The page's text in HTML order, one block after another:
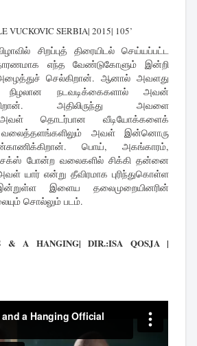
VUCKOVIC SERBIA| 2015| 105’
சிறப்புத் திரையிடல் செய்யப்பட்ட
எந்த வேண்டுகோளும் இன்றி
செல்கிறான். ஆனால் அவளது
நிழலான நடவடிக்கைகளால் அவன்
அதிலிருந்து அவளை
அவள் தொடர்பான வீடியோக்களைக்
அவள் இன்னொரு
பொய், அகங்காரம்,
போன்ற வலைகளில் சிக்கி தன்னை
யார் என்று தீவிரமாக புரிந்துகொள்ள
இன்றுள்ள இளைய தலைமுறையினரின்
சொல்லும் படம்.
& A HANGING| DIR.:ISA QOSJA |